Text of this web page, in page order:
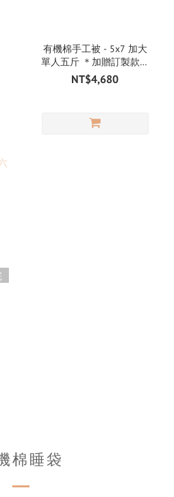
有機棉手工被 - 5x7 加大
單人五斤 ＊加贈訂製款收
納提袋
NT$4,680
棉睡袋